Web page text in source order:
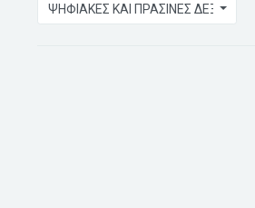
ΨΗΦΙΑΚΕΣ ΚΑΙ ΠΡΑΣΙΝΕΣ